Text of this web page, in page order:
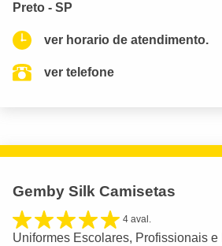
Preto - SP
ver horario de atendimento.
ver telefone
Gemby Silk Camisetas
4 aval.
Uniformes Escolares, Profissionais e